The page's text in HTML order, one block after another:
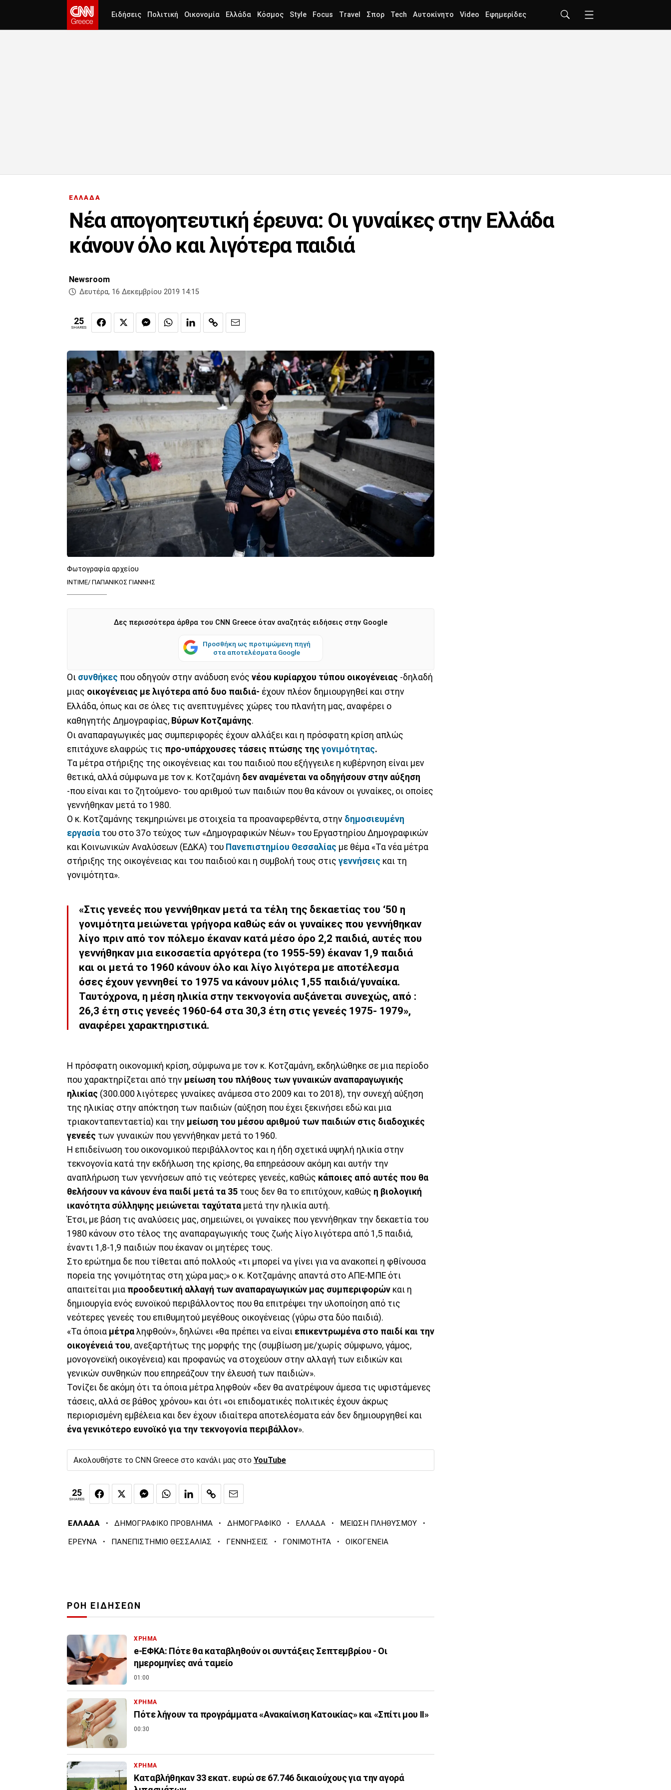
Ειδήσεις Πολιτική Οικονομία Ελλάδα Κόσμος Style Focus Travel Σπορ Tech Αυτοκίνητο Video Εφημερίδες
ΕΛΛΑΔΑ
Νέα απογοητευτική έρευνα: Οι γυναίκες στην Ελλάδα
κάνουν όλο και λιγότερα παιδιά
Newsroom
Δευτέρα, 16 Δεκεμβρίου 2019 14:15
25
SHARES
Φωτογραφία αρχείου
ΙΝΤΙΜΕ/ ΠΑΠΑΝΙΚΟΣ ΓΙΑΝΝΗΣ
Δες περισσότερα άρθρα του CNN Greece όταν αναζητάς ειδήσεις στην Google
Προσθήκη ως προτιμώμενη πηγή
στα αποτελέσματα Google
Οι συνθήκες που οδηγούν στην ανάδυση ενός νέου κυρίαρχου τύπου οικογένειας -δηλαδή
μιας οικογένειας με λιγότερα από δυο παιδιά- έχουν πλέον δημιουργηθεί και στην
Ελλάδα, όπως και σε όλες τις ανεπτυγμένες χώρες του πλανήτη μας, αναφέρει ο
καθηγητής Δημογραφίας, Βύρων Κοτζαμάνης.
Οι αναπαραγωγικές μας συμπεριφορές έχουν αλλάξει και η πρόσφατη κρίση απλώς
επιτάχυνε ελαφρώς τις προ-υπάρχουσες τάσεις πτώσης της γονιμότητας.
Τα μέτρα στήριξης της οικογένειας και του παιδιού που εξήγγειλε η κυβέρνηση είναι μεν
θετικά, αλλά σύμφωνα με τον κ. Κοτζαμάνη δεν αναμένεται να οδηγήσουν στην αύξηση
-που είναι και το ζητούμενο- του αριθμού των παιδιών που θα κάνουν οι γυναίκες, οι οποίες
γεννήθηκαν μετά το 1980.
Ο κ. Κοτζαμάνης τεκμηριώνει με στοιχεία τα προαναφερθέντα, στην δημοσιευμένη
εργασία του στο 37ο τεύχος των «Δημογραφικών Νέων» του Εργαστηρίου Δημογραφικών
και Κοινωνικών Αναλύσεων (ΕΔΚΑ) του Πανεπιστημίου Θεσσαλίας με θέμα «Τα νέα μέτρα
στήριξης της οικογένειας και του παιδιού και η συμβολή τους στις γεννήσεις και τη
γονιμότητα».
«Στις γενεές που γεννήθηκαν μετά τα τέλη της δεκαετίας του ‘50 η
γονιμότητα μειώνεται γρήγορα καθώς εάν οι γυναίκες που γεννήθηκαν
λίγο πριν από τον πόλεμο έκαναν κατά μέσο όρο 2,2 παιδιά, αυτές που
γεννήθηκαν μια εικοσαετία αργότερα (το 1955-59) έκαναν 1,9 παιδιά
και οι μετά το 1960 κάνουν όλο και λίγο λιγότερα με αποτέλεσμα
όσες έχουν γεννηθεί το 1975 να κάνουν μόλις 1,55 παιδιά/γυναίκα.
Ταυτόχρονα, η μέση ηλικία στην τεκνογονία αυξάνεται συνεχώς, από :
26,3 έτη στις γενεές 1960-64 στα 30,3 έτη στις γενεές 1975- 1979»,
αναφέρει χαρακτηριστικά.
Η πρόσφατη οικονομική κρίση, σύμφωνα με τον κ. Κοτζαμάνη, εκδηλώθηκε σε μια περίοδο
που χαρακτηρίζεται από την μείωση του πλήθους των γυναικών αναπαραγωγικής
ηλικίας (300.000 λιγότερες γυναίκες ανάμεσα στο 2009 και το 2018), την συνεχή αύξηση
της ηλικίας στην απόκτηση των παιδιών (αύξηση που έχει ξεκινήσει εδώ και μια
τριακονταπενταετία) και την μείωση του μέσου αριθμού των παιδιών στις διαδοχικές
γενεές των γυναικών που γεννήθηκαν μετά το 1960.
Η επιδείνωση του οικονομικού περιβάλλοντος και η ήδη σχετικά υψηλή ηλικία στην
τεκνογονία κατά την εκδήλωση της κρίσης, θα επηρεάσουν ακόμη και αυτήν την
αναπλήρωση των γεννήσεων από τις νεότερες γενεές, καθώς κάποιες από αυτές που θα
θελήσουν να κάνουν ένα παιδί μετά τα 35 τους δεν θα το επιτύχουν, καθώς η βιολογική
ικανότητα σύλληψης μειώνεται ταχύτατα μετά την ηλικία αυτή.
Έτσι, με βάση τις αναλύσεις μας, σημειώνει, οι γυναίκες που γεννήθηκαν την δεκαετία του
1980 κάνουν στο τέλος της αναπαραγωγικής τους ζωής λίγο λιγότερα από 1,5 παιδιά,
έναντι 1,8-1,9 παιδιών που έκαναν οι μητέρες τους.
Στο ερώτημα δε που τίθεται από πολλούς «τι μπορεί να γίνει για να ανακοπεί η φθίνουσα
πορεία της γονιμότητας στη χώρα μας;» ο κ. Κοτζαμάνης απαντά στο ΑΠΕ-ΜΠΕ ότι
απαιτείται μια προοδευτική αλλαγή των αναπαραγωγικών μας συμπεριφορών και η
δημιουργία ενός ευνοϊκού περιβάλλοντος που θα επιτρέψει την υλοποίηση από τις
νεότερες γενεές του επιθυμητού μεγέθους οικογένειας (γύρω στα δύο παιδιά).
«Τα όποια μέτρα ληφθούν», δηλώνει «θα πρέπει να είναι επικεντρωμένα στο παιδί και την
οικογένειά του, ανεξαρτήτως της μορφής της (συμβίωση με/χωρίς σύμφωνο, γάμος,
μονογονεϊκή οικογένεια) και προφανώς να στοχεύουν στην αλλαγή των ειδικών και
γενικών συνθηκών που επηρεάζουν την έλευσή των παιδιών».
Τονίζει δε ακόμη ότι τα όποια μέτρα ληφθούν «δεν θα ανατρέψουν άμεσα τις υφιστάμενες
τάσεις, αλλά σε βάθος χρόνου» και ότι «οι επιδοματικές πολιτικές έχουν άκρως
περιορισμένη εμβέλεια και δεν έχουν ιδιαίτερα αποτελέσματα εάν δεν δημιουργηθεί και
ένα γενικότερο ευνοϊκό για την τεκνογονία περιβάλλον».
Ακολουθήστε το CNN Greece στο κανάλι μας στο YouTube
25
SHARES
ΕΛΛΑΔΑ · ΔΗΜΟΓΡΑΦΙΚΟ ΠΡΟΒΛΗΜΑ · ΔΗΜΟΓΡΑΦΙΚΟ · ΕΛΛΑΔΑ · ΜΕΙΩΣΗ ΠΛΗΘΥΣΜΟΥ ·
ΕΡΕΥΝΑ · ΠΑΝΕΠΙΣΤΗΜΙΟ ΘΕΣΣΑΛΙΑΣ · ΓΕΝΝΗΣΕΙΣ · ΓΟΝΙΜΟΤΗΤΑ · ΟΙΚΟΓΕΝΕΙΑ
ΡΟΗ ΕΙΔΗΣΕΩΝ
ΧΡΗΜΑ
e-ΕΦΚΑ: Πότε θα καταβληθούν οι συντάξεις Σεπτεμβρίου - Οι
ημερομηνίες ανά ταμείο
01:00
ΧΡΗΜΑ
Πότε λήγουν τα προγράμματα «Ανακαίνιση Κατοικίας» και «Σπίτι μου ΙΙ»
00:30
ΧΡΗΜΑ
Καταβλήθηκαν 33 εκατ. ευρώ σε 67.746 δικαιούχους για την αγορά